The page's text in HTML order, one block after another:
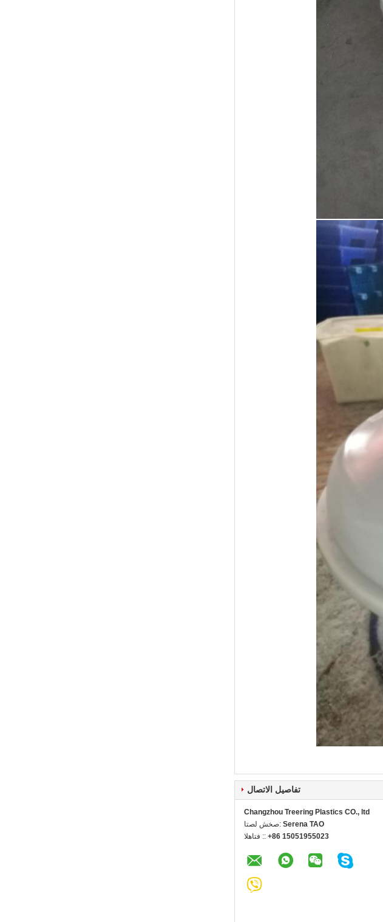
تفاصيل الاتصال
Changzhou Treering Plastics CO., ltd
اتصل شخص: Serena TAO
الهاتف :: +86 15051955023